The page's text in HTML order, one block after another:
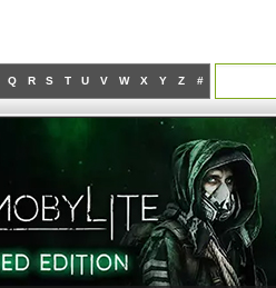
Q R S T U V W X Y Z #